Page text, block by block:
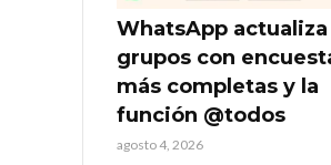
WhatsApp actualiza
grupos con
más completas y la
función @todos
agosto 4, 2026